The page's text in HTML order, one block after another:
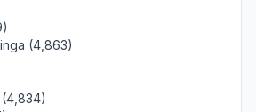
(4,863)